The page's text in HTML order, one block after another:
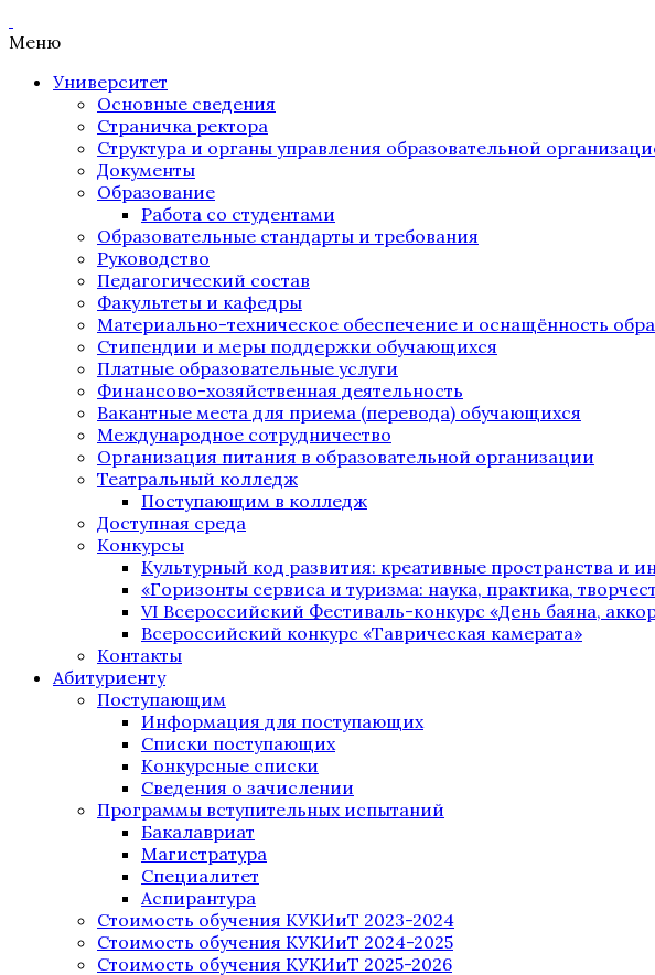
Меню
Университет
Основные сведения
Страничка ректора
Структура и органы управления образовательной
Документы
Образование
Работа со студентами
Образовательные стандарты и требования
Руководство
Педагогический состав
Факультеты и кафедры
Материально-техническое обеспечение и оснащённость
Стипендии и меры поддержки обучающихся
Платные образовательные услуги
Финансово-хозяйственная деятельность
Вакантные места для приема (перевода) обучающихся
Международное сотрудничество
Организация питания в образовательной организации
Театральный колледж
Поступающим в колледж
Доступная среда
Конкурсы
Культурный код развития: креативные пространства и
«Горизонты сервиса и туризма: наука, практика,
VI Всероссийский Фестиваль-конкурс «День баяна,
Всероссийский конкурс «Таврическая камерата»
Контакты
Абитуриенту
Поступающим
Информация для поступающих
Списки поступающих
Конкурсные списки
Сведения о зачислении
Программы вступительных испытаний
Бакалавриат
Магистратура
Специалитет
Аспирантура
Стоимость обучения КУКИиТ 2023-2024
Стоимость обучения КУКИиТ 2024-2025
Стоимость обучения КУКИиТ 2025-2026